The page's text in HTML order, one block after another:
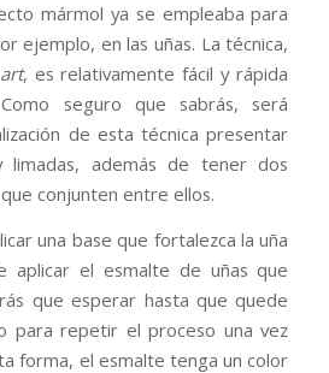
mármol ya se empleaba para
ejemplo, en las uñas. La técnica,
, es relativamente fácil y rápida
seguro que sabrás, será
de esta técnica presentar
limadas, además de tener dos
conjunten entre ellos.
una base que fortalezca la uña
aplicar el esmalte de uñas que
que esperar hasta que quede
para repetir el proceso una vez
forma, el esmalte tenga un color